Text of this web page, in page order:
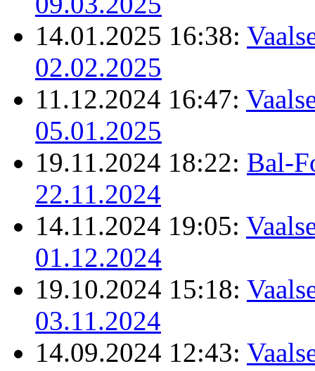
14.01.2025 16:38:
02.02.2025
11.12.2024 16:47:
05.01.2025
19.11.2024 18:22: Bal-
22.11.2024
14.11.2024 19:05:
01.12.2024
19.10.2024 15:18:
03.11.2024
14.09.2024 12:43: